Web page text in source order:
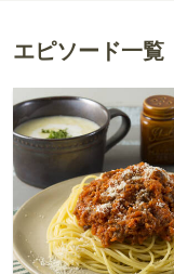
エピソード一覧